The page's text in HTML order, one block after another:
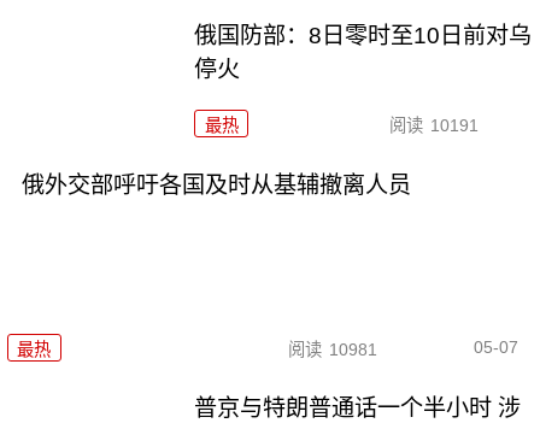
俄国防部：8日零时至10日前对乌
停火
最热 阅读 10191
俄外交部呼吁各国及时从基辅撤离人员
最热 阅读 10981 05-07
普京与特朗普通话一个半小时 涉